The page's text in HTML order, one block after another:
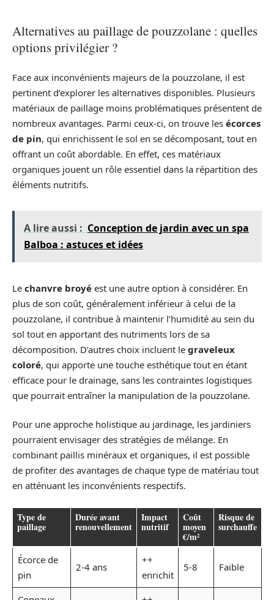
Alternatives au paillage de pouzzolane : quelles
options privilégier ?
Face aux inconvénients majeurs de la pouzzolane, il est
pertinent d’explorer les alternatives disponibles. Plusieurs
matériaux de paillage moins problématiques présentent de
nombreux avantages. Parmi ceux-ci, on trouve les écorces
de pin, qui enrichissent le sol en se décomposant, tout en
offrant un coût abordable. En effet, ces matériaux
organiques jouent un rôle essentiel dans la répartition des
éléments nutritifs.
A lire aussi : Conception de jardin avec un spa
Balboa : astuces et idées
Le chanvre broyé est une autre option à considérer. En
plus de son coût, généralement inférieur à celui de la
pouzzolane, il contribue à maintenir l’humidité au sein du
sol tout en apportant des nutriments lors de sa
décomposition. D’autres choix incluent le graveleux
coloré, qui apporte une touche esthétique tout en étant
efficace pour le drainage, sans les contraintes logistiques
que pourrait entraîner la manipulation de la pouzzolane.
Pour une approche holistique au jardinage, les jardiniers
pourraient envisager des stratégies de mélange. En
combinant paillis minéraux et organiques, il est possible
de profiter des avantages de chaque type de matériau tout
en atténuant les inconvénients respectifs.
Type de
paillage
Durée avant
renouvellement
Impact
nutritif
Coût
moyen
€/m²
Risque de
surchauffe
Écorce de
pin
2-4 ans
++
enrichit
5-8 Faible